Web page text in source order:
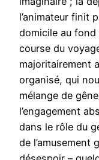
l’animateur finit
domicile au
course du
majoritairement
organisé, qui
mélange de
l’engagement
dans le rôle du
de l’amusement